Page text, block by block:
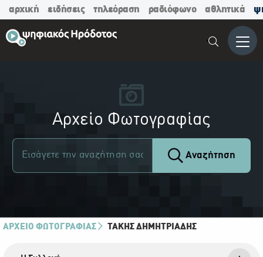
αρχική ειδήσεις τηλεόραση ραδιόφωνο αθλητικά
Μενού
Αρχείο Φωτογραφίας
Αναζήτηση
ΑΡΧΕΙΟ ΦΩΤΟΓΡΑΦΙΑΣ ΤΆΚΗΣ ΔΗΜΗΤΡΙΆΔΗΣ